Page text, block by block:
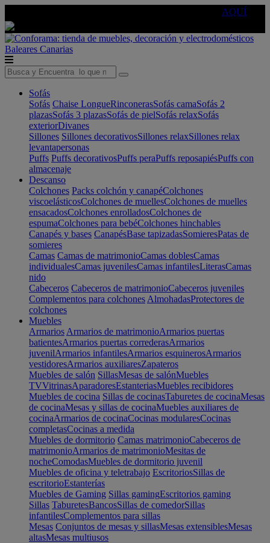
AQUÍ
Baleares Canarias
Sofás
Sofás Chaise LongueRinconerasSofás camaSofás 2
plazasSofás 3 plazasSofás de pielSofás relaxSofás
exteriorDivanes
Sillones Sillones decorativosSillones relaxSillones relax
levantapersonas
Puffs Puffs decorativosPuffs peraPuffs reposapiésPuffs con
almacenaje
Descanso
Colchones Packs colchón y canapéColchones
viscoelásticosColchones de muellesColchones de muelles
ensacadosColchones enrolladosColchones de
espumaColchones para bebéColchones hinchables
Canapés y bases CanapésBase tapizadasSomieresPatas de
somieres
Camas Camas de matrimonioCamas doblesCamas
individualesCamas juvenilesCamas infantilesLiterasCamas
nido
Cabeceros Cabeceros de matrimonioCabeceros juveniles
Complementos para colchones AlmohadasProtectores de
colchones
Muebles
Armarios Armarios de matrimonioArmarios puertas
batientesArmarios puertas correderasArmarios
juvenilArmarios infantilesArmarios esquinerosArmarios
vestidoresArmarios auxiliaresZapateros
Muebles de salón SillasMesas de salónMuebles
TVVitrinasAparadoresEstanteriasMuebles recibidores
Muebles de cocina Sillas de cocinasTaburetes de cocinaMesas
de cocinaMesas y sillas de cocinaMuebles auxiliares de
cocinaArmarios de cocinaCocinas modularesCocinas
completasCocinas a medida
Muebles de dormitorio Camas matrimonioCabeceros de
matrimonioArmarios de matrimonioMesitas de
nocheComodasMuebles de dormitorio juvenil
Muebles de oficina y teletrabajo EscritoriosSillas de
escritorioEstanterías
Muebles de Gaming Sillas gamingEscritorios gaming
Sillas TaburetesBancosSillas de comedorSillas
infantilesComplementos para sillas
Mesas Conjuntos de mesas y sillasMesas extensiblesMesas
altasMesas multiusos